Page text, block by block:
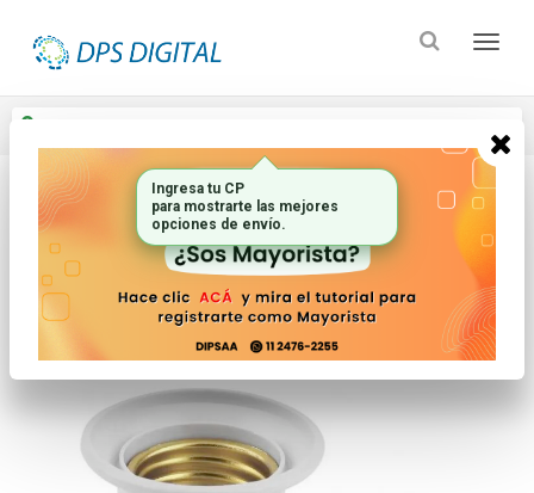
Inicio Electricidad Adaptadores Y Fichas
Ingresa tu CP
para mostrarte las mejores
opciones de envío.